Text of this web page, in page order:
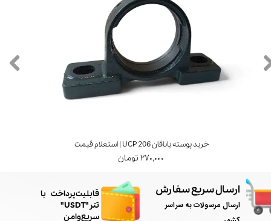
خرید پوسته یاتاقان UCP 206 | استعلام قیمت
۲۷۰,۰۰۰ تومان
ارسال سریع سفارش
ارسال مرسولات به سراسر
​قابلیت پرداخت با
تتر"USDT"
سریع و امن